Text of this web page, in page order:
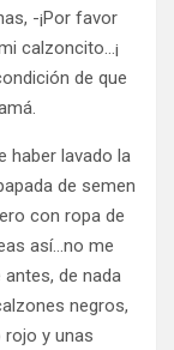
-¡Por favor
calzoncito…¡
de que
haber lavado la
de semen
con ropa de
así…no me
de nada
negros,
rojo y unas